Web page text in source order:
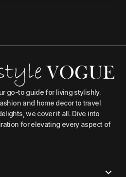
go-to guide for living stylishly.
and home decor to travel
we cover it all. Dive into
for elevating every aspect of